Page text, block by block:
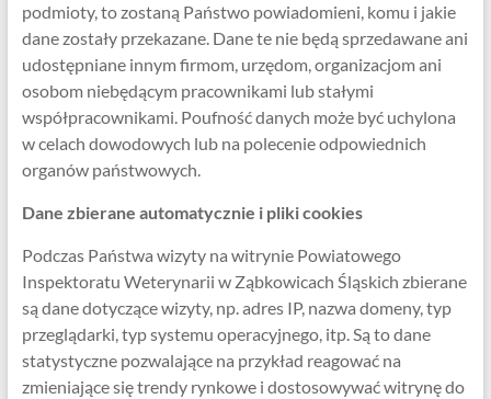
podmioty, to zostaną Państwo powiadomieni, komu i jakie
dane zostały przekazane. Dane te nie będą sprzedawane ani
udostępniane innym firmom, urzędom, organizacjom ani
osobom niebędącym pracownikami lub stałymi
współpracownikami. Poufność danych może być uchylona
w celach dowodowych lub na polecenie odpowiednich
organów państwowych.
Dane zbierane automatycznie i pliki cookies
Podczas Państwa wizyty na witrynie Powiatowego
Inspektoratu Weterynarii w Ząbkowicach Śląskich zbierane
są dane dotyczące wizyty, np. adres IP, nazwa domeny, typ
przeglądarki, typ systemu operacyjnego, itp. Są to dane
statystyczne pozwalające na przykład reagować na
zmieniające się trendy rynkowe i dostosowywać witrynę do